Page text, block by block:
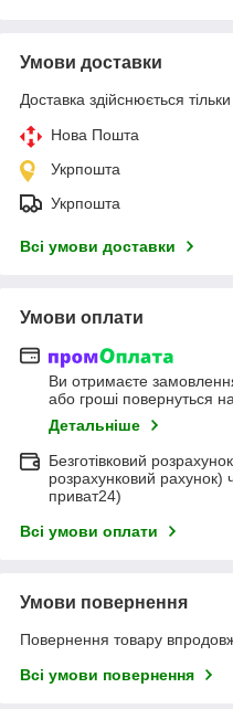
Умови доставки
Доставка здійснюється
Нова Пошта
Укрпошта
Укрпошта
Всі умови доставки
Умови оплати
Ви отримаєте
або гроші повернуться
Детальніше
Безготівковий
розрахунковий рахунок)
приват24)
Всі умови оплати
Умови повернення
Повернення товару
Всі умови повернення